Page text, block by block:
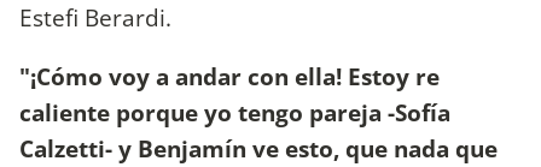
Estefi Berardi.
"¡Cómo voy a andar con ella! Estoy re
caliente porque yo tengo pareja -Sofía
Calzetti- y Benjamín ve esto, que nada que